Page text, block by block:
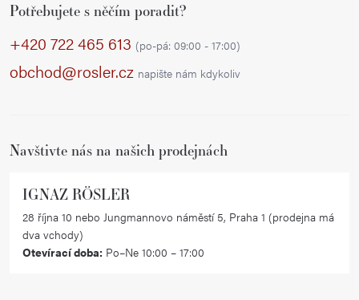
Potřebujete s něčím poradit?
+420 722 465 613 (po-pá: 09:00 - 17:00)
obchod@rosler.cz napište nám kdykoliv
Navštivte nás na našich prodejnách
IGNAZ RÖSLER
28 října 10 nebo Jungmannovo náměstí 5, Praha 1 (prodejna má
dva vchody)
Otevírací doba: Po–Ne 10:00 – 17:00